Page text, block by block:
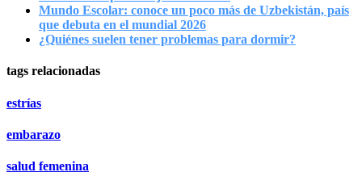
Mundo Escolar: conoce un poco más de Uzbekistán, país
que debuta en el mundial 2026
¿Quiénes suelen tener problemas para dormir?
tags relacionadas
estrías
embarazo
salud femenina